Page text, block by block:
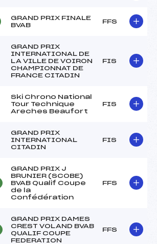
GRAND PRIX FINALE
BVAB
FFS
GRAND PRIX
INTERNATIONAL DE
LA VILLE DE VOIRON
CHAMPIONNAT DE
FRANCE CITADIN
FIS
Ski Chrono National
Tour Technique
Areches Beaufort
FIS
GRAND PRIX
INTERNATIONAL
CITADIN
FIS
GRAND PRIX J
BRUNIER (SCOBE)
BVAB Qualif Coupe
de la
Confédération
FFS
GRAND PRIX DAMES
CREST VOLAND BVAB
QUALIF COUPE
FEDERATION
FFS